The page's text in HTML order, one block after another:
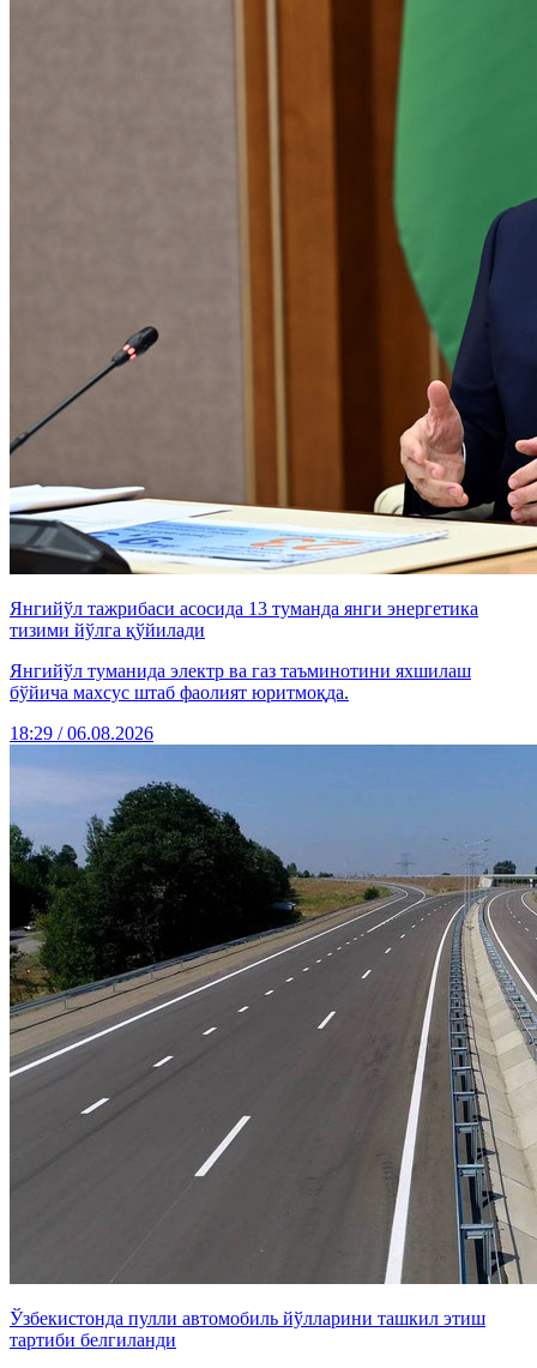
Янгийўл тажрибаси асосида 13 туманда янги энергетика
тизими йўлга қўйилади
Янгийўл туманида электр ва газ таъминотини яхшилаш
бўйича махсус штаб фаолият юритмоқда.
18:29 / 06.08.2026
Ўзбекистонда пулли автомобиль йўлларини ташкил этиш
тартиби белгиланди